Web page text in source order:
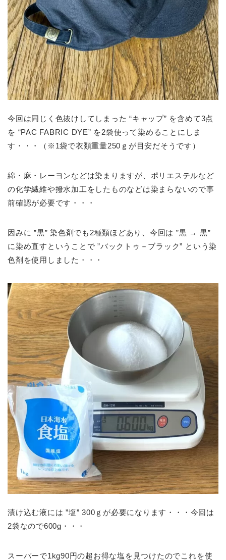
今回は同じく色抜けしてしまった “キャップ” を含めて3点
を “PAC FABRIC DYE” を2袋使って染めることにしま
す・・・（※1袋で衣類重量250ｇが目安だそうです）
綿・麻・レーヨンなどは染まりますが、ポリエステルなど
の化学繊維や撥水加工をしたものなどは染まらないので事
前確認が必要です・・・
因みに ”黒” 染色剤でも2種類ほどあり、今回は ”黒 → 黒”
に染め直すということで ”バックトゥ－ブラック” という染
色剤を使用しました・・・
漬け込む液には ”塩” 300ｇが必要になります・・・今回は
2袋なので600g・・・
スーパーで1kg90円の超お得な塩を見つけたのでこれを使